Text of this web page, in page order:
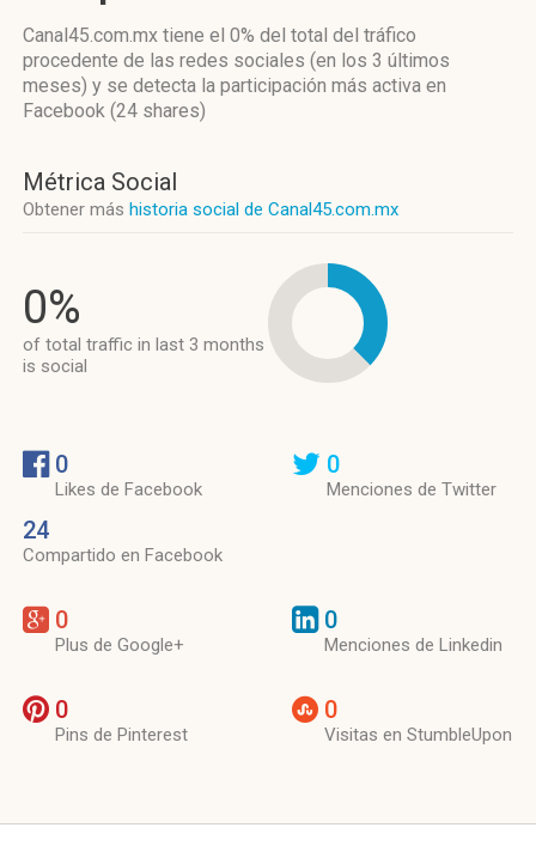
Canal45.com.mx tiene el 0% del total del tráfico
procedente de las redes sociales (en los 3 últimos
meses) y se detecta la participación más activa en
Facebook (24 shares)
Métrica Social
Obtener más historia social de Canal45.com.mx
0%
of total traffic in last 3 months
is social
0
Likes de Facebook
24
Compartido en Facebook
0
Menciones de Twitter
0
Plus de Google+
0
Menciones de Linkedin
0
Pins de Pinterest
0
Visitas en StumbleUpon